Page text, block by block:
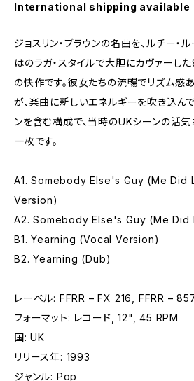
International shipping available
ジョスリン・ブラウンの名曲を、ルチー・
はのラガ・スタイルで大胆にカヴァーし
の快作です。彼女たちの流暢でリズム感
が、楽曲に新しいエネルギーを吹き込んで
ンを含む構成で、当時のUKシーンの活
一枚です。
A1. Somebody Else's Guy (Me Did
Version)
A2. Somebody Else's Guy (Me Did
B1. Yearning (Vocal Version)
B2. Yearning (Dub)
レーベル: FFRR – FX 216, FFRR –
フォーマット: レコード, 12", 45 RPM
国: UK
リリース年: 1993
ジャンル: Pop